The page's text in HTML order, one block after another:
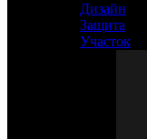
Дизайн
Защита
Участок